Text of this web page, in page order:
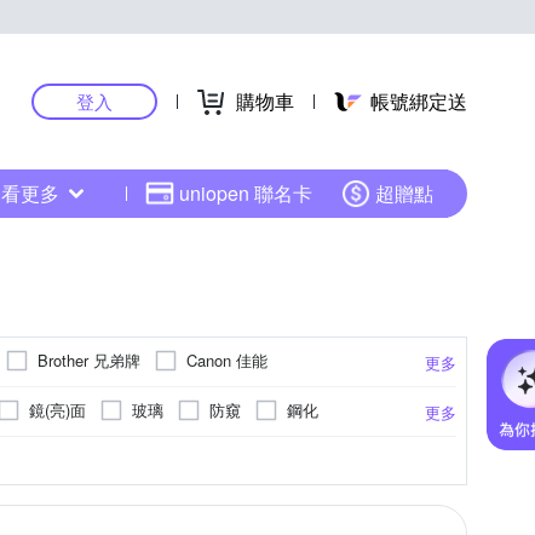
登入 購物車 帳號綁定送
看更多 uniopen 聯名卡 超贈點
更多
Brother 兄弟牌
Canon 佳能
Dawise DELL 戴爾
Double A
Lenovo 聯想 Logitech 羅技
LG 樂金
更多
鏡(亮)面 玻璃 防窺
鋼化